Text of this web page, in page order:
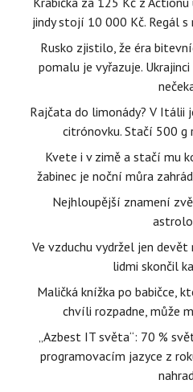
jindy stojí 10 000 Kč. Regál
Rusko zjistilo, že éra
pomalu je vyřazuje.
Rajčata do limonády? V Itálii
citrónovku. Stačí 500 g
Kvete i v zimě a stačí mu
žabinec je noční můra
Nejhloupější znamení
Ve vzduchu vydržel jen
lidmi skončil
Maličká knížka po babičce,
chvíli rozpadne, může
„Azbest IT světa“: 70 %
programovacím jazyce z